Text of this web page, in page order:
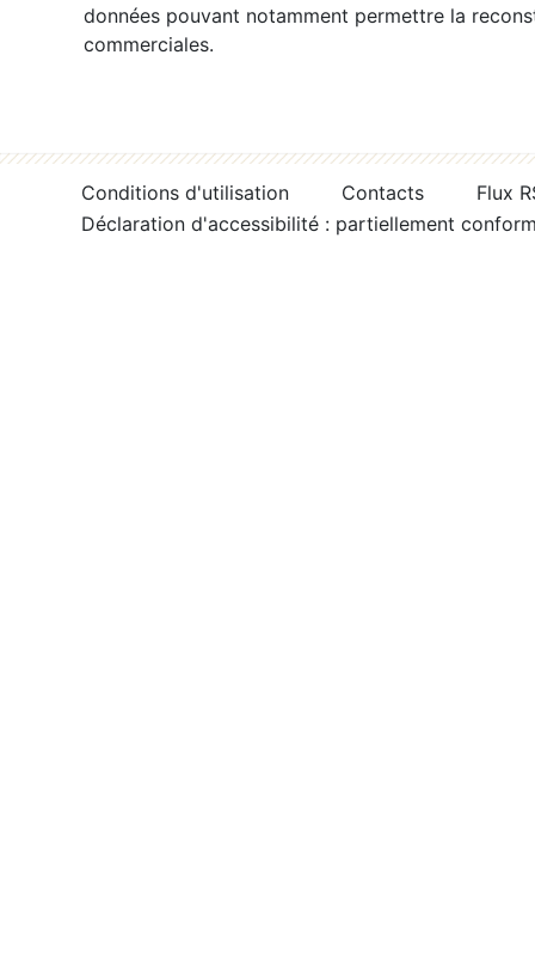
données pouvant notamment permettre la
commerciales.
Conditions d'utilisation Contacts
Flux
Déclaration d'accessibilité : partiellement